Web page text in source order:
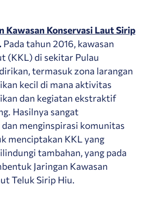
Kawasan Konservasi Laut Sirip
Pada tahun 2016, kawasan
(KKL) di sekitar Pulau
termasuk zona larangan
kecil di mana aktivitas
dan kegiatan ekstraktif
Hasilnya sangat
dan menginspirasi komunitas
menciptakan KKL yang
tambahan, yang pada
Jaringan Kawasan
Teluk Sirip Hiu.